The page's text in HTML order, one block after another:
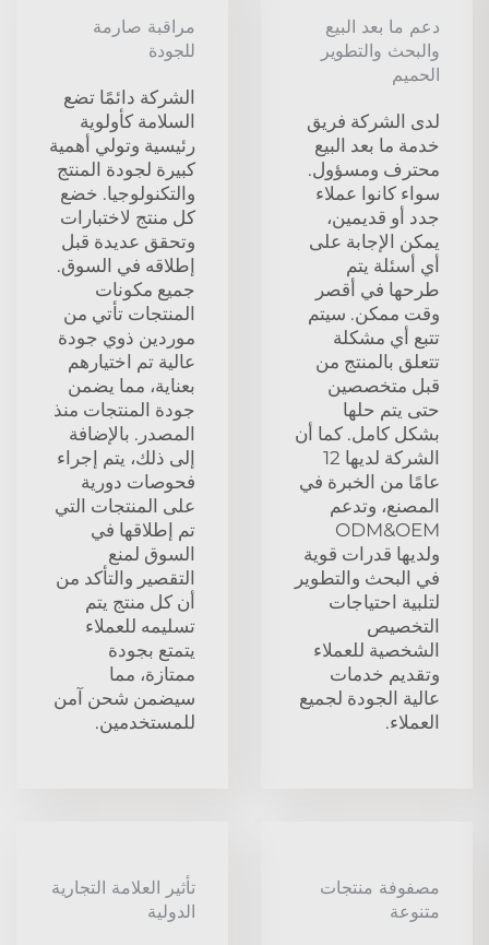
دعم ما بعد البيع
والبحث والتطوير
الحميم
لدى الشركة فريق
خدمة ما بعد البيع
محترف ومسؤول.
سواء كانوا عملاء
جدد أو قديمين،
يمكن الإجابة على
أي أسئلة يتم
طرحها في أقصر
وقت ممكن. سيتم
تتبع أي مشكلة
تتعلق بالمنتج من
قبل متخصصين
حتى يتم حلها
بشكل كامل. كما أن
الشركة لديها 12
عامًا من الخبرة في
المصنع، وتدعم
ODM&OEM
ولديها قدرات قوية
في البحث والتطوير
لتلبية احتياجات
التخصيص
الشخصية للعملاء
وتقديم خدمات
عالية الجودة لجميع
العملاء.
مراقبة صارمة
للجودة
الشركة دائمًا تضع
السلامة كأولوية
رئيسية وتولي أهمية
كبيرة لجودة المنتج
والتكنولوجيا. خضع
كل منتج لاختبارات
وتحقق عديدة قبل
إطلاقه في السوق.
جميع مكونات
المنتجات تأتي من
موردين ذوي جودة
عالية تم اختيارهم
بعناية، مما يضمن
جودة المنتجات منذ
المصدر. بالإضافة
إلى ذلك، يتم إجراء
فحوصات دورية
على المنتجات التي
تم إطلاقها في
السوق لمنع
التقصير والتأكد من
أن كل منتج يتم
تسليمه للعملاء
يتمتع بجودة
ممتازة، مما
سيضمن شحن آمن
للمستخدمين.
مصفوفة منتجات
متنوعة
تأثير العلامة التجارية
الدولية